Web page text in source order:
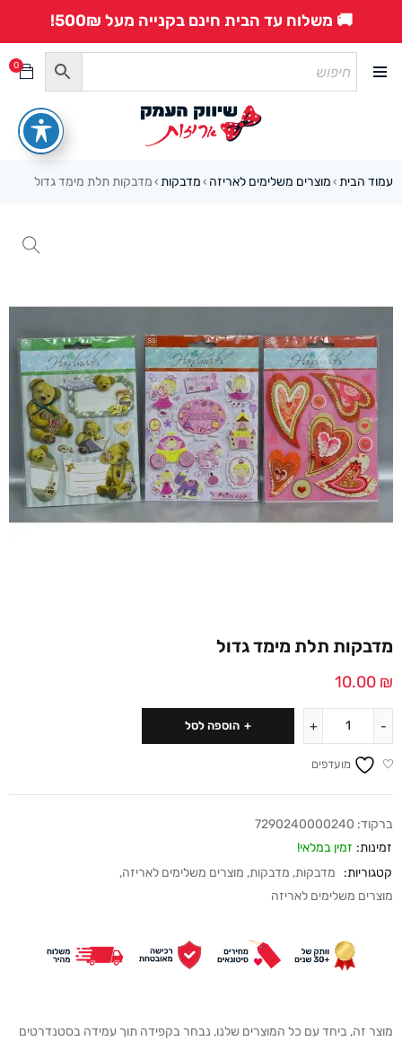
🚚 משלוח עד הבית חינם בקנייה מעל 500₪!
0
עמוד הבית › מוצרים משלימים לאריזה › מדבקות › מדבקות תלת מימד גדול
מדבקות תלת מימד גדול
10.00 ₪
הוספה לסל
מועדפים
ברקוד: 7290240000240
זמינות: זמין במלאי!
קטגוריות:
מדבקות, מדבקות, מוצרים משלימים לאריזה,
מוצרים משלימים לאריזה
מוצר זה, ביחד עם כל המוצרים שלנו, נבחר בקפידה תוך עמידה בסטנדרטים